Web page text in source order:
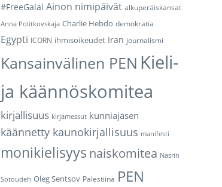
#FreeGalal Ainon nimipäivät alkuperäiskansat
Anna Politkovskaja Charlie Hebdo demokratia
Egypti ICORN ihmisoikeudet Iran journalismi
Kansainvälinen PEN Kieli-
ja käännöskomitea
kirjallisuus kirjamessut kunniajäsen
käännetty kaunokirjallisuus manifesti
monikielisyys naiskomitea Nasrin
Sotoudeh Oleg Sentsov Palestiina PEN